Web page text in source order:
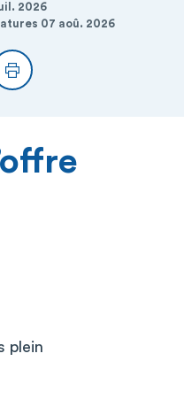
2026
07 aoû. 2026
Imprimer
plein